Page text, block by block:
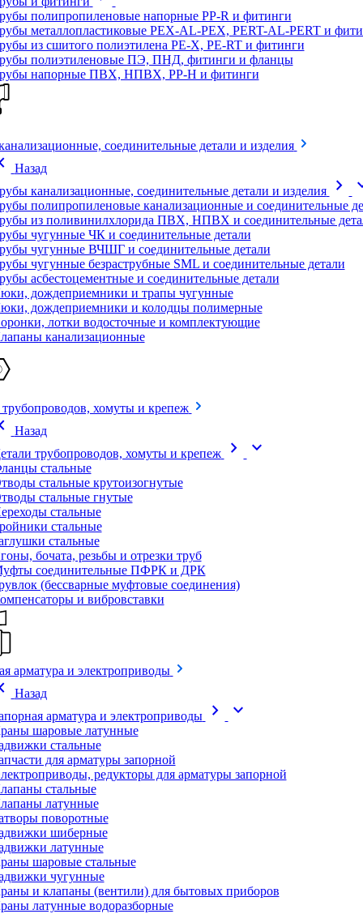
полипропиленовые напорные PP-R и фитинги
металлопластиковые PEX-AL-PEX, PERT-AL-PERT и
из сшитого полиэтилена PE-X, PE-RT и фитинги
полиэтиленовые ПЭ, ПНД, фитинги и фланцы
напорные ПВХ, НПВХ, PP-H и фитинги
соединительные детали и изделия
Назад
канализационные, соединительные детали и изделия
chevron_right
полипропиленовые канализационные и соединительные
из поливинилхлорида ПВХ, НПВХ и соединительные
чугунные ЧК и соединительные детали
чугунные ВЧШГ и соединительные детали
чугунные безраструбные SML и соединительные детали
асбестоцементные и соединительные детали
дождеприемники и трапы чугунные
дождеприемники и колодцы полимерные
лотки водосточные и комплектующие
канализационные
трубопроводов, хомуты и крепеж
Назад
трубопроводов, хомуты и крепеж
chevron_right expand_more
стальные
стальные крутоизогнутые
стальные гнутые
стальные
стальные
стальные
бочата, резьбы и отрезки труб
соединительные ПФРК и ДРК
(бессварные муфтовые соединения)
и вибровставки
арматура и электроприводы
Назад
арматура и электроприводы
chevron_right expand_more
шаровые латунные
стальные
для арматуры запорной
редукторы для арматуры запорной
стальные
латунные
поворотные
шиберные
латунные
шаровые стальные
чугунные
и клапаны (вентили) для бытовых приборов
латунные водоразборные